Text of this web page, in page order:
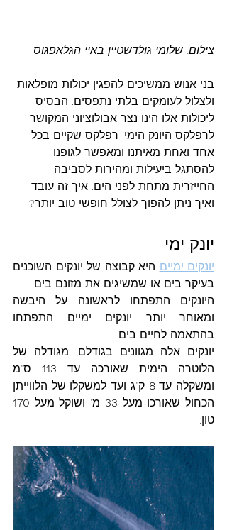
צילום: שלומי גולדשטיין באיי הגלאפגוס
בני אנוש ממשיכים להפגין יכולות מופלאות
ולצלול לעומקים בלתי נתפסים. הבסיס
ליכולות אלו הינו נצר אבולוציוני המקושר
לרפלקס היונק הימי. רפלקס שקיים בכל
אחד ואחת מאיתנו ומאפשר לגופנו
להסתגל ביעילות ומהירות לסביבה
החייזרית מתחת לפני הים. איך זה עובד
ואיך ניתן להפוך לצולל חופשי טוב יותר?
יונק ימי
יונקים ימיים
בעיקר בים או שמשיגים את מזונם בים.
בהתאמה לחיים בים.
הלוטרה הימית שאורכה עד 113
ומשקלה עד 8
הכחול שאורכו מעל 33 מ' ושוקל מעל 170
טון.